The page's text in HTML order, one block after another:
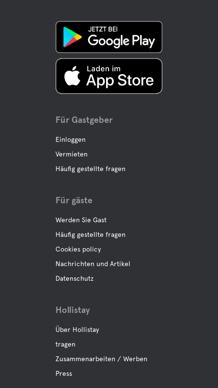
Für Gastgeber
Einloggen
Vermieten
Häufig gestellte fragen
Für gäste
Werden Sie Gast
Häufig gestellte fragen
Cookies policy
Nachrichten und Artikel
Datenschutz
Hollistay
Über Hollistay
tragen
Zusammenarbeiten / Werben
Press